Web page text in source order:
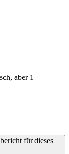
aber 1
für dieses